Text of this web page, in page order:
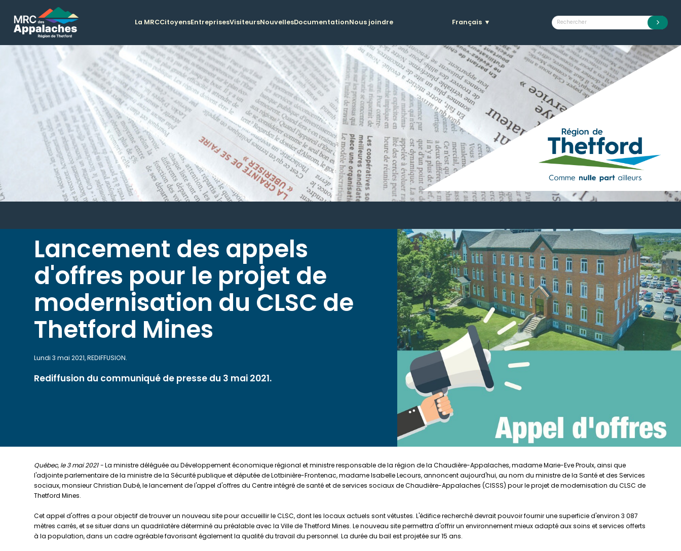
La MRCCitoyensEntreprisesVisiteursNouvellesDocumentationNous joindre Français ▼
Lancement des appels
d'offres pour le projet de
modernisation du CLSC de
Thetford Mines
Lundi 3 mai 2021, REDIFFUSION.
Rediffusion du communiqué de presse du 3 mai 2021.
Québec, le 3 mai 2021 -La ministre déléguée au Développement économique régional et ministre responsable de la région de la Chaudière-Appalaches, madame Marie-Eve Proulx, ainsi que
l'adjointe parlementaire de la ministre de la Sécurité publique et députée de Lotbinière-Frontenac, madame Isabelle Lecours, annoncent aujourd'hui, au nom du ministre de la Santé et des Services
sociaux, monsieur Christian Dubé, le lancement de l'appel d'offres du Centre intégré de santé et de services sociaux de Chaudière-Appalaches (CISSS) pour le projet de modernisation du CLSC de
Thetford Mines.
Cet appel d'offres a pour objectif de trouver un nouveau site pour accueillir le CLSC, dont les locaux actuels sont vétustes. L'édifice recherché devrait pouvoir fournir une superficie d'environ 3 087
mètres carrés, et se situer dans un quadrilatère déterminé au préalable avec la Ville de Thetford Mines. Le nouveau site permettra d'offrir un environnement mieux adapté aux soins et services offerts
à la population, dans un cadre agréable favorisant également la qualité du travail du personnel. La durée du bail est projetée sur 15 ans.